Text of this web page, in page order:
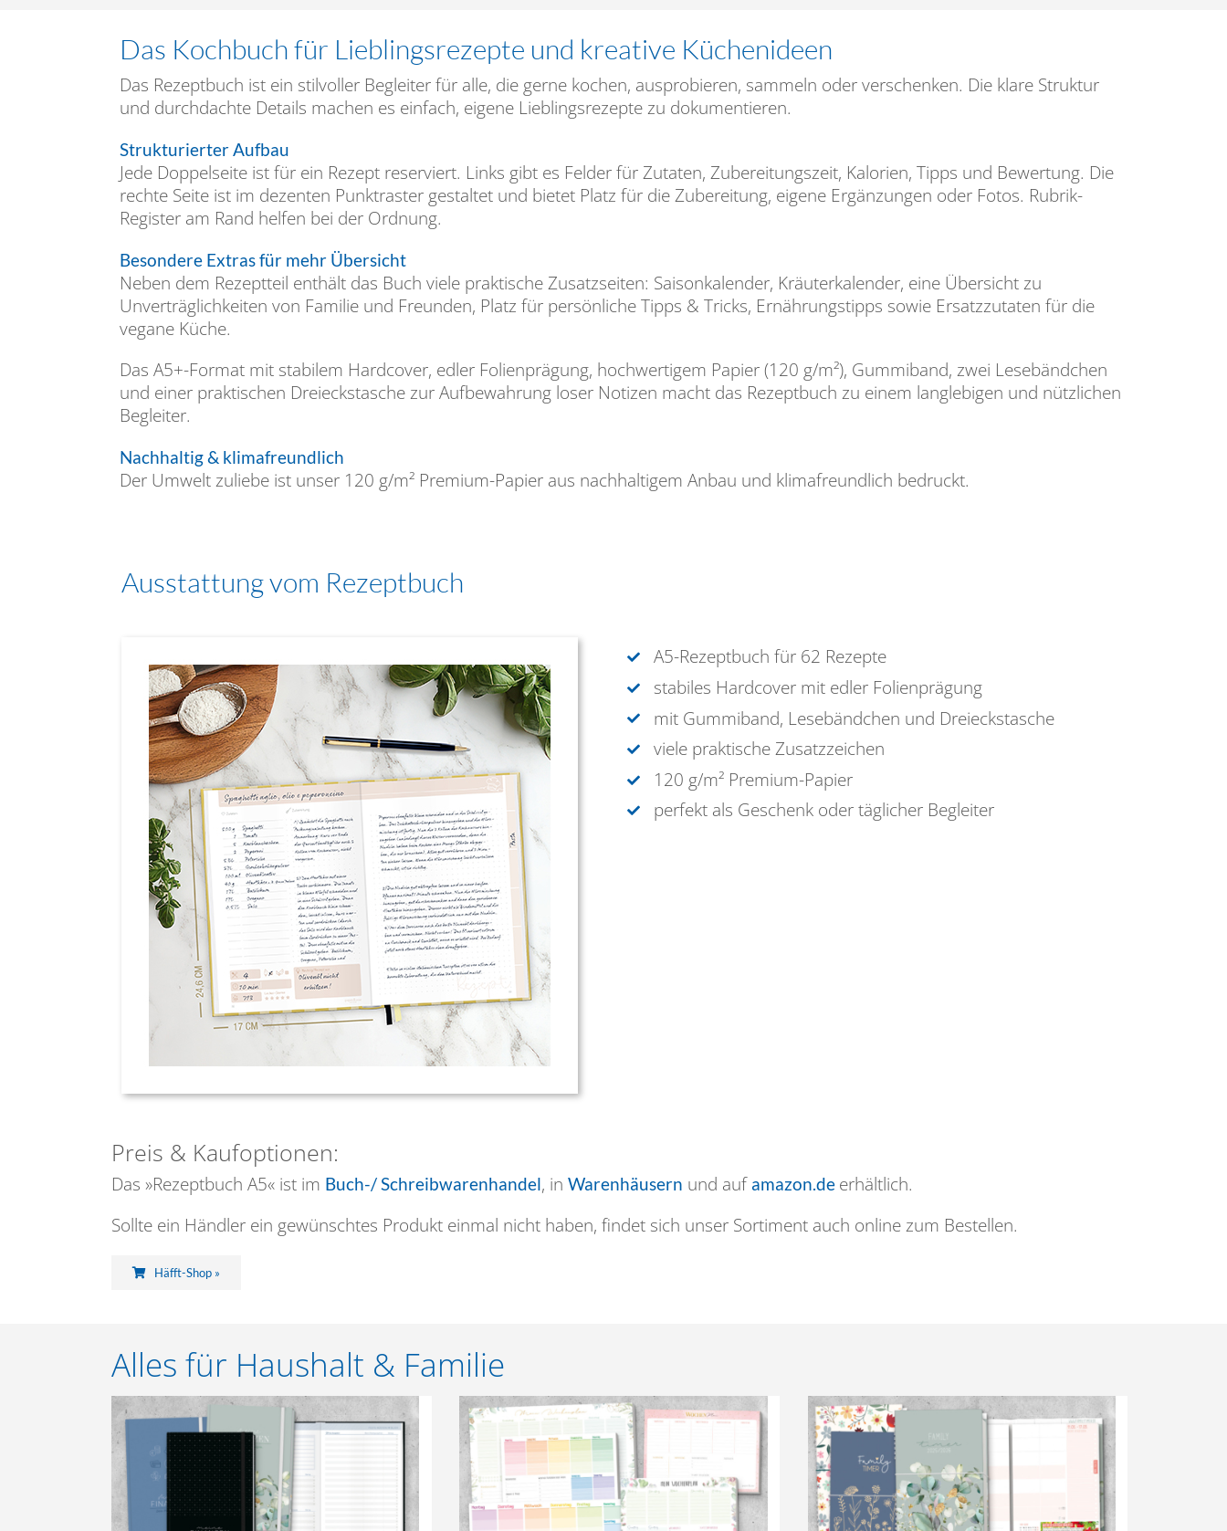
Das Kochbuch für Lieblingsrezepte und kreative Küchenideen
Das Rezeptbuch ist ein stilvoller Begleiter für alle, die gerne kochen, ausprobieren, sammeln oder verschenken. Die klare Struktur
und durchdachte Details machen es einfach, eigene Lieblingsrezepte zu dokumentieren.
Strukturierter Aufbau
Jede Doppelseite ist für ein Rezept reserviert. Links gibt es Felder für Zutaten, Zubereitungszeit, Kalorien, Tipps und Bewertung. Die
rechte Seite ist im dezenten Punktraster gestaltet und bietet Platz für die Zubereitung, eigene Ergänzungen oder Fotos. Rubrik-
Register am Rand helfen bei der Ordnung.
Besondere Extras für mehr Übersicht
Neben dem Rezeptteil enthält das Buch viele praktische Zusatzseiten: Saisonkalender, Kräuterkalender, eine Übersicht zu
Unverträglichkeiten von Familie und Freunden, Platz für persönliche Tipps & Tricks, Ernährungstipps sowie Ersatzzutaten für die
vegane Küche.
Das A5+-Format mit stabilem Hardcover, edler Folienprägung, hochwertigem Papier (120 g/m²), Gummiband, zwei Lesebändchen
und einer praktischen Dreieckstasche zur Aufbewahrung loser Notizen macht das Rezeptbuch zu einem langlebigen und nützlichen
Begleiter.
Nachhaltig & klimafreundlich
Der Umwelt zuliebe ist unser 120 g/m² Premium-Papier aus nachhaltigem Anbau und klimafreundlich bedruckt.
Ausstattung vom Rezeptbuch
A5-Rezeptbuch für 62 Rezepte
stabiles Hardcover mit edler Folienprägung
mit Gummiband, Lesebändchen und Dreieckstasche
viele praktische Zusatzzeichen
120 g/m² Premium-Papier
perfekt als Geschenk oder täglicher Begleiter
Preis & Kaufoptionen:
Das »Rezeptbuch A5« ist im Buch-/ Schreibwarenhandel, in Warenhäusern und auf amazon.de erhältlich.
Sollte ein Händler ein gewünschtes Produkt einmal nicht haben, findet sich unser Sortiment auch online zum Bestellen.
Häfft-Shop »
Alles für Haushalt & Familie